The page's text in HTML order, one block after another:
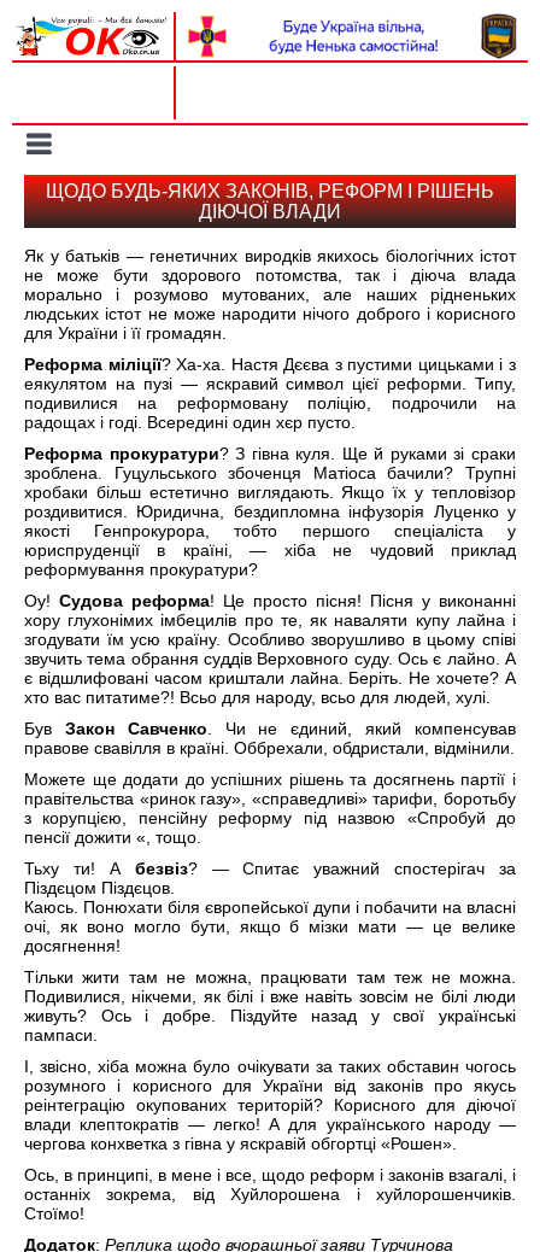
navigation
ЩОДО БУДЬ-ЯКИХ ЗАКОНІВ, РЕФОРМ І РІШЕНЬ
ДІЮЧОЇ ВЛАДИ
Як у батьків — генетичних виродків якихось біологічних істот
не може бути здорового потомства, так і діюча влада
морально і розумово мутованих, але наших рідненьких
людських істот не може народити нічого доброго і корисного
для України і її громадян.
Реформа міліції? Ха-ха. Настя Дєєва з пустими цицьками і з
еякулятом на пузі — яскравий символ цієї реформи. Типу,
подивилися на реформовану поліцію, подрочили на
радощах і годі. Всередині один хєр пусто.
Реформа прокуратури? З гівна куля. Ще й руками зі сраки
зроблена. Гуцульського збоченця Матіоса бачили? Трупні
хробаки більш естетично виглядають. Якщо їх у тепловізор
роздивитися. Юридична, бездипломна інфузорія Луценко у
якості Генпрокурора, тобто першого спеціаліста у
юриспруденції в країні, — хіба не чудовий приклад
реформування прокуратури?
Оу! Судова реформа! Це просто пісня! Пісня у виконанні
хору глухонімих імбецилів про те, як наваляти купу лайна і
згодувати їм усю країну. Особливо зворушливо в цьому співі
звучить тема обрання суддів Верховного суду. Ось є лайно. А
є відшлифовані часом криштали лайна. Беріть. Не хочете? А
хто вас питатиме?! Всьо для народу, всьо для людей, хулі.
Був Закон Савченко. Чи не єдиний, який компенсував
правове свавілля в країні. Оббрехали, обдристали, відмінили.
Можете ще додати до успішних рішень та досягнень партії і
правітельства «ринок газу», «справедливі» тарифи, боротьбу
з корупцією, пенсійну реформу під назвою «Спробуй до
пенсії дожити «, тощо.
Тьху ти! А безвіз? — Спитає уважний спостерігач за
Піздєцом Піздєцов.
Каюсь. Понюхати біля європейської дупи і побачити на власні
очі, як воно могло бути, якщо б мізки мати — це велике
досягнення!
Тільки жити там не можна, працювати там теж не можна.
Подивилися, нікчеми, як білі і вже навіть зовсім не білі люди
живуть? Ось і добре. Піздуйте назад у свої українські
пампаси.
І, звісно, хіба можна було очікувати за таких обставин чогось
розумного і корисного для України від законів про якусь
реінтеграцію окупованих територій? Корисного для діючої
влади клептократів — легко! А для українського народу —
чергова конхветка з гівна у яскравій обгортці «Рошен».
Ось, в принципі, в мене і все, щодо реформ і законів взагалі, і
останніх зокрема, від Хуйлорошена і хуйлорошенчиків.
Стоїмо!
Додаток: Реплика щодо вчорашньої заяви Турчинова